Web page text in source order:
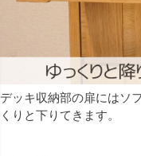
デッキ収納部の扉にはソ
くりと下りてきます。